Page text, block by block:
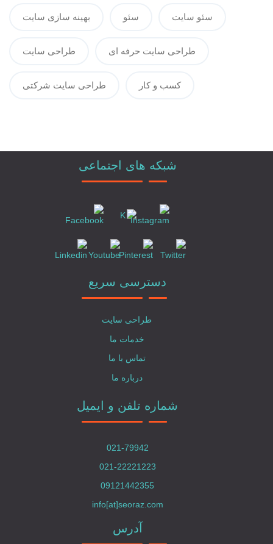
بهینه سازی سایت سئو سئو سایت
طراحی سایت طراحی سایت حرفه ای
طراحی سایت شرکتی کسب و کار
شبکه های اجتماعی
دسترسی سریع
طراحی سایت
خدمات ما
تماس با ما
درباره ما
شماره تلفن و ایمیل
021-79942
021-22221223
09121442355
info[at]seoraz.com
آدرس